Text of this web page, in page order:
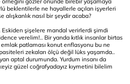
beklentilerle ne hayallerle açılan işyerleri
alışkanlık nasıl bir şeydir acaba?
Eskiden şişelere mandal verirlerdi şimdi
verelim!.. Bir yanda kıtlık insanlar birtas
patlaması konut enflasyonu bu ne
zekaları ölçü değil lüks yaşamda..
aptal durumunda. Yurdum insanı da
güzel coğrafyadayız kıymetini bilelim